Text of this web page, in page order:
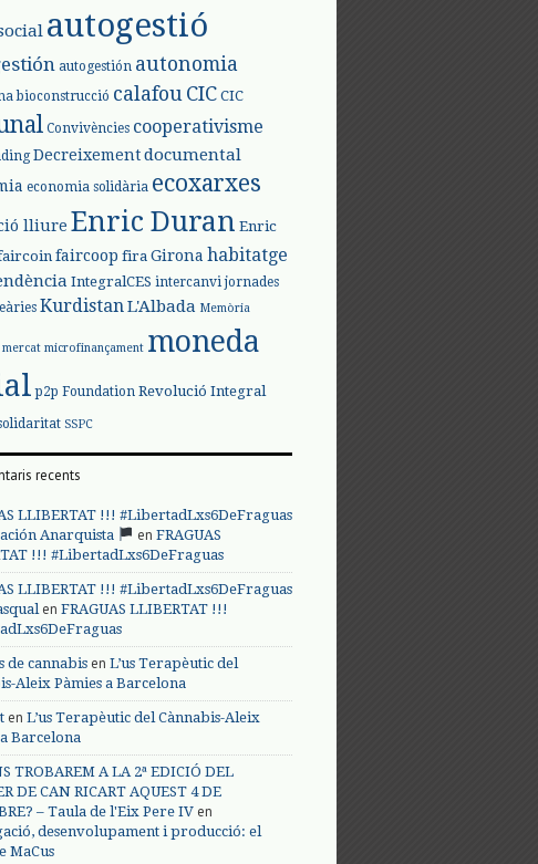
autogestió
autogestión autonomia
bioconstrucció calafou CIC CIC
Convivències cooperativisme
Decreixementdocumental
economia solidària ecoxarxes
lliure Enric Duran Enric
faircoop fira Girona habitatge
IntegralCES intercanvi jornades
Kurdistan L'Albada Memòria
mercat microfinançament moneda
p2p Foundation Revolució Integral
SSPC
recents
LLIBERTAT !!! #LibertadLxs6DeFraguas
Anarquista
en FRAGUAS
!!! #LibertadLxs6DeFraguas
LLIBERTAT !!! #LibertadLxs6DeFraguas
en FRAGUAS LLIBERTAT !!!
de cannabis en L’us Terapèutic del
Aleix Pàmies a Barcelona
en L’us Terapèutic del Cànnabis-Aleix
Barcelona
TROBAREM A LA 2ª EDICIÓ DEL
DE CAN RICART AQUEST 4 DE
– Taula de l'Eix Pere IV en
desenvolupament i producció: el
MaCus